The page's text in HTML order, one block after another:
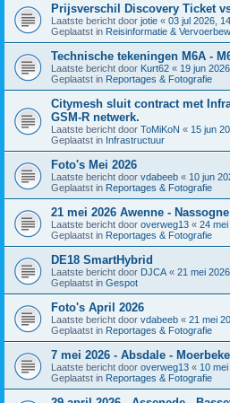
Prijsverschil Discovery Ticket
Laatste bericht door jotie « 03 jul 2026,
Geplaatst in Reisinformatie &
Technische tekeningen M6A -
Laatste bericht door Kurt62 « 19 jun
Geplaatst in Reportages & Fotografie
Citymesh sluit contract met
GSM-R netwerk.
Laatste bericht door ToMiKoN « 15 jun
Geplaatst in Infrastructuur
Foto's Mei 2026
Laatste bericht door vdabeeb « 10 jun
Geplaatst in Reportages & Fotografie
21 mei 2026 Awenne -
Laatste bericht door overweg13 « 24
Geplaatst in Reportages & Fotografie
DE18 SmartHybrid
Laatste bericht door DJCA « 21 mei
Geplaatst in Gespot
Foto's April 2026
Laatste bericht door vdabeeb « 21 mei
Geplaatst in Reportages & Fotografie
7 mei 2026 - Absdale -
Laatste bericht door overweg13 « 10
Geplaatst in Reportages & Fotografie